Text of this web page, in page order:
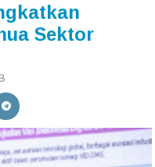
Sektor